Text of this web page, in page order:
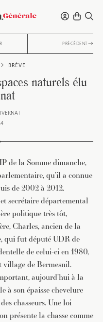
PRÉCÉDENT
BRÈVE
naturels élu
de la Somme dimanche,
qu’il a connue
de 2002 à 2012.
secrétaire départemental
politique très tôt,
Charles, ancien de la
qui fut député UDR de
de celui-ci en 1980,
de Bermesnil.
aujourd’hui à la
à son épaisse chevelure
chasseurs. Une loi
présente la chasse comme